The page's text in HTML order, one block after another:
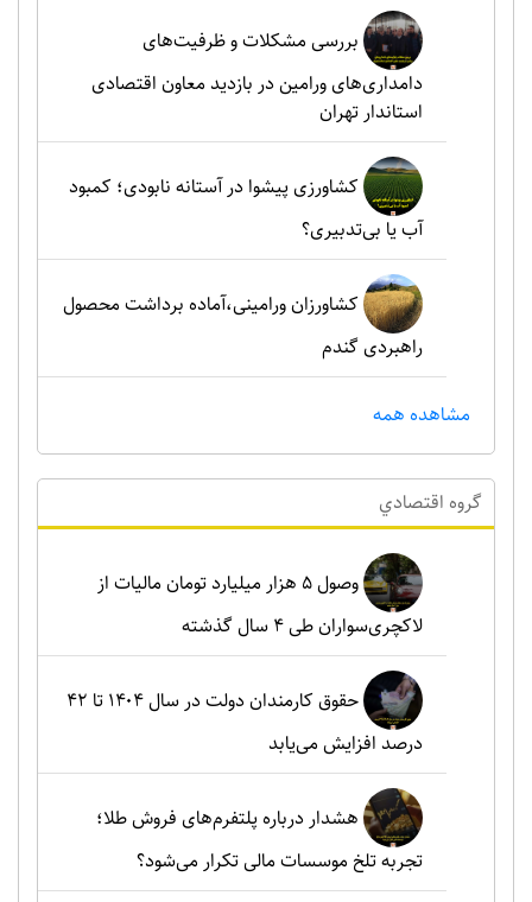
بررسی مشکلات و ظرفیت‌های
دامداری‌های ورامین در بازدید معاون اقتصادی
استاندار تهران
کشاورزی پیشوا در آستانه نابودی؛ کمبود
آب یا بی‌تدبیری؟
کشاورزان ورامینی،آماده برداشت محصول
راهبردی گندم
مشاهده همه
گروه اقتصادي
وصول ۵ هزار میلیارد تومان مالیات از
لاکچری‌سواران طی ۴ سال گذشته
حقوق کارمندان دولت در سال ۱۴۰۴ تا ۴۲
درصد افزایش می‌یابد
هشدار درباره پلتفرم‌های فروش طلا؛
تجربه تلخ موسسات مالی تکرار می‌شود؟